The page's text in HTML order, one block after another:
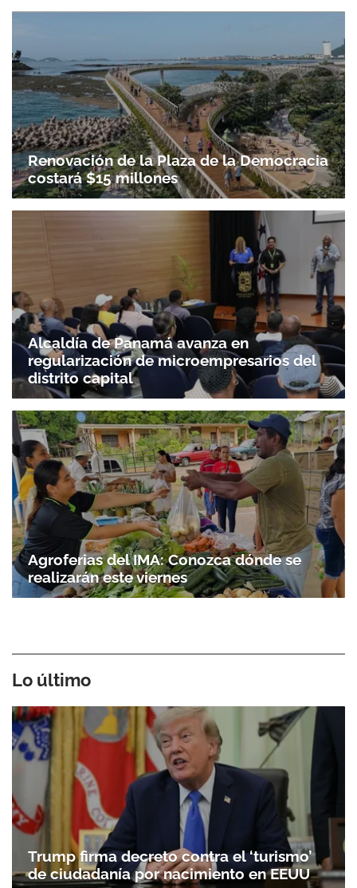
Renovación de la Plaza de la Democracia
costará $15 millones
Alcaldía de Panamá avanza en
regularización de microempresarios del
distrito capital
Agroferias del IMA: Conozca dónde se
realizarán este viernes
Lo último
Trump firma decreto contra el ‘turismo’
de ciudadanía por nacimiento en EEUU